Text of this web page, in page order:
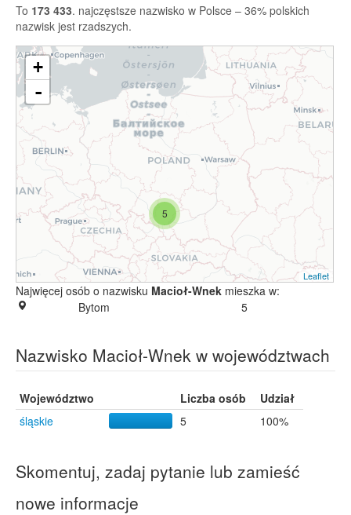
To 173 433. najczęstsze nazwisko w Polsce – 36% polskich
nazwisk jest rzadszych.
5
+
-
Leaflet
Najwięcej osób o nazwisku Macioł-Wnek mieszka w:
Bytom
5
Nazwisko Macioł-Wnek w województwach
Województwo Liczba osób
Udział
śląskie
5 100%
Skomentuj, zadaj pytanie lub zamieść
nowe informacje